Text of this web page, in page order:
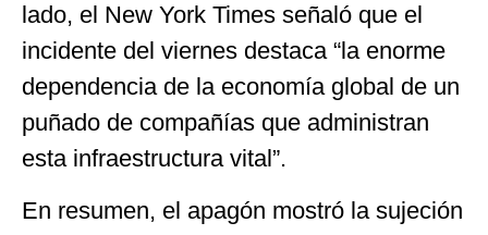
lado, el New York Times señaló que el
incidente del viernes destaca “la enorme
dependencia de la economía global de un
puñado de compañías que administran
esta infraestructura vital”.
En resumen, el apagón mostró la sujeción